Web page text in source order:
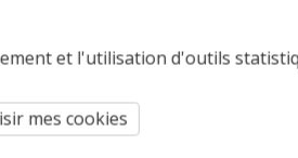
et l'utilisation d'outils
mes cookies